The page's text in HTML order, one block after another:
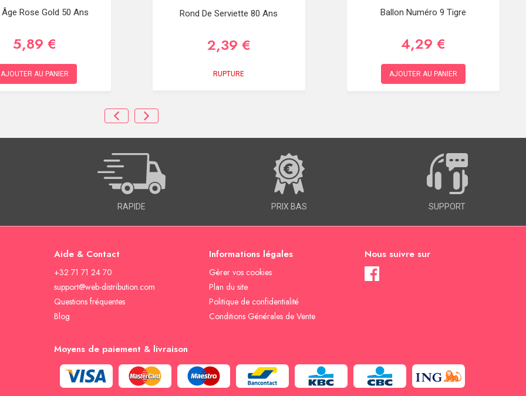
Rose Gold 50 Ans
5,89 €
AJOUTER AU PANIER
Rond De Serviette 80 Ans
2,39 €
RUPTURE
Ballon Numéro 9 Tigre
4,29 €
AJOUTER AU PANIER
RAPIDE PRIX BAS SUPPORT
Aide & Contact
+32 71 71 24 70
support@web-distribution.com
Questions fréquentes
Blog
Informations légales
Gèrer vos cookies
Plan du site
Politique de confidentialité
Conditions Générales de Vente
Nous suivre sur
Moyens de paiement & livraison